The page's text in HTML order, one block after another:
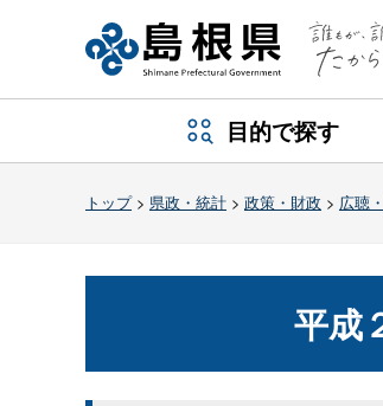
目的で探す
トップ> 県政・統計 > 政策・財政 > 広聴
平成